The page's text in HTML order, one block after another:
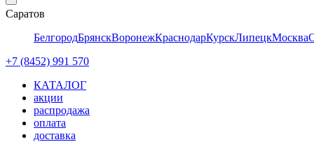
Саратов
БелгородБрянскВоронежКраснодарКурскЛипецкМосква
+7 (8452) 991 570
КАТАЛОГ
акции
распродажа
оплата
доставка